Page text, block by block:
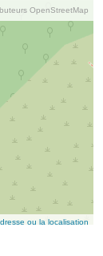
OpenStreetMap
ou la localisation